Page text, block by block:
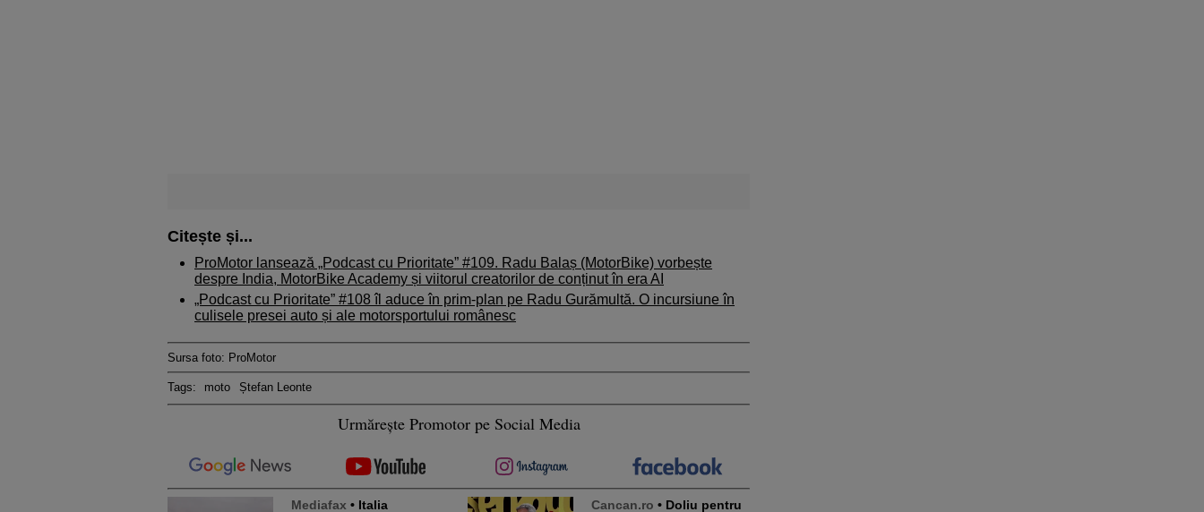
Citește și...
ProMotor lansează „Podcast cu Prioritate” #109. Radu Balaș (MotorBike) vorbește
despre India, MotorBike Academy și viitorul creatorilor de conținut în era AI
„Podcast cu Prioritate” #108 îl aduce în prim-plan pe Radu Gurămultă. O incursiune în
culisele presei auto și ale motorsportului românesc
Sursa foto: ProMotor
Tags: moto Ștefan Leonte
Urmărește Promotor pe Social Media
Mediafax • Italia Cancan.ro • Doliu pentru